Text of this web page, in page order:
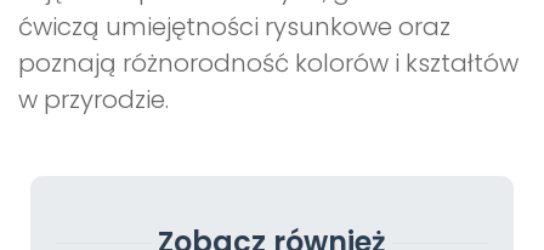
ćwiczą umiejętności rysunkowe oraz
poznają różnorodność kolorów i kształtów
w przyrodzie.